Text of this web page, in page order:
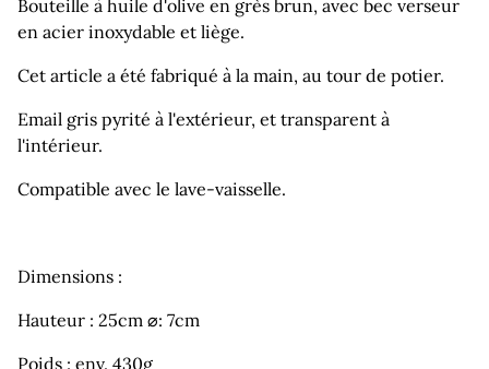
Bouteille à huile d'olive en grès brun, avec bec verseur
en acier inoxydable et liège.
Cet article a été fabriqué à la main, au tour de potier.
Email gris pyrité à l'extérieur, et transparent à
l'intérieur.
Compatible avec le lave-vaisselle.
Dimensions :
Hauteur : 25cm ⌀: 7cm
Poids : env. 430g